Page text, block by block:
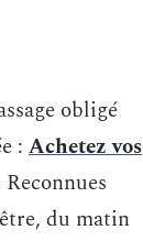
obligé
: Achetez vos
du matin